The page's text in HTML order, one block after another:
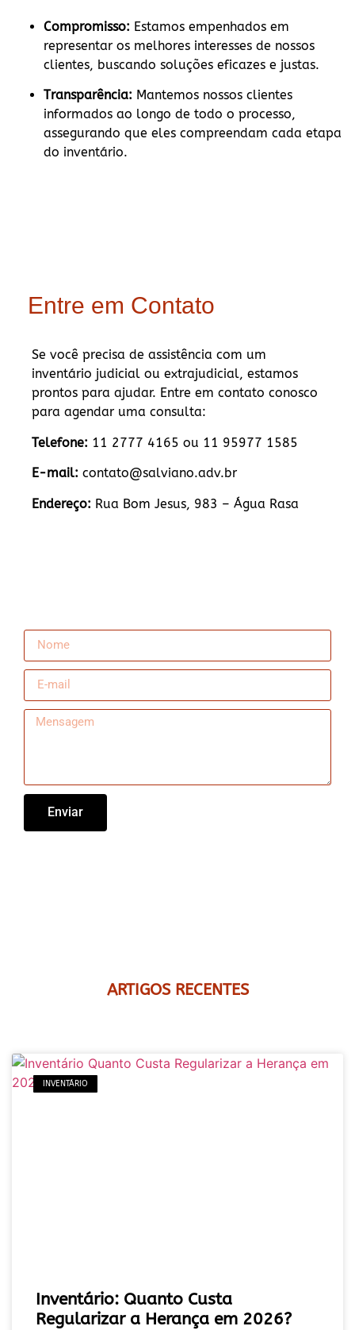
Compromisso: Estamos empenhados em
representar os melhores interesses de nossos
clientes, buscando soluções eficazes e justas.
Transparência: Mantemos nossos clientes
informados ao longo de todo o processo,
assegurando que eles compreendam cada etapa
do inventário.
Entre em Contato
Se você precisa de assistência com um
inventário judicial ou extrajudicial, estamos
prontos para ajudar. Entre em contato conosco
para agendar uma consulta:
Telefone: 11 2777 4165 ou 11 95977 1585
E-mail: contato@salviano.adv.br
Endereço: Rua Bom Jesus, 983 – Água Rasa
Enviar
ARTIGOS RECENTES
INVENTÁRIO
Inventário: Quanto Custa
Regularizar a Herança em 2026?